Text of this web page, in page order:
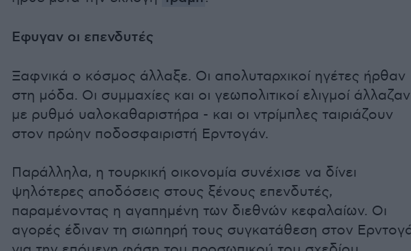
Εφυγαν οι επενδυτές
Ξαφνικά ο κόσμος άλλαξε. Οι απολυταρχικοί ηγέτες ήρθαν
στη μόδα. Οι συμμαχίες και οι γεωπολιτικοί ελιγμοί άλλαζαν
με ρυθμό υαλοκαθαριστήρα - και οι ντρίμπλες ταιριάζουν
στον πρώην ποδοσφαιριστή Ερντογάν.
Παράλληλα, η τουρκική οικονομία συνέχισε να δίνει
ψηλότερες αποδόσεις στους ξένους επενδυτές,
παραμένοντας η αγαπημένη των διεθνών κεφαλαίων. Οι
αγορές έδιναν τη σιωπηρή τους συγκατάθεση στον